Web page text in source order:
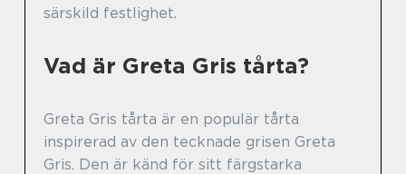
särskild festlighet.
Vad är Greta Gris tårta?
Greta Gris tårta är en populär tårta
inspirerad av den tecknade grisen Greta
Gris. Den är känd för sitt färgstarka